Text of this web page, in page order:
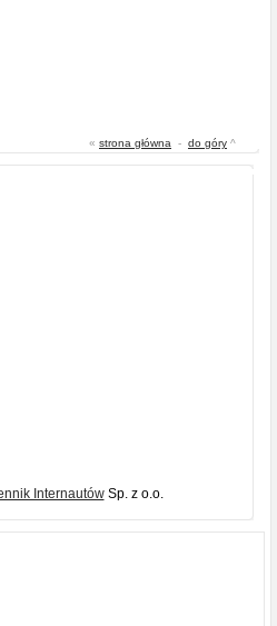
« strona główna - do góry ^
InternautówSp. z o.o.